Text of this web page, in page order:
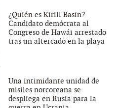
¿Quién es Kirill Basin?
Candidato demócrata al
Congreso de Hawái arrestado
tras un altercado en la playa
Una intimidante unidad de
misiles norcoreana se
despliega en Rusia para la